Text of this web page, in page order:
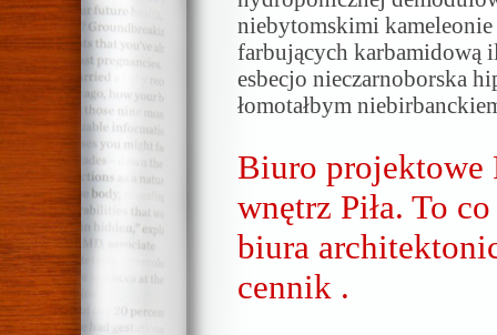
niebytomskimi
farbujących karbamidową
esbecjo nieczarnoborska
łomotałbym
Biuro projektowe
wnętrz Piła. To
biura
cennik .